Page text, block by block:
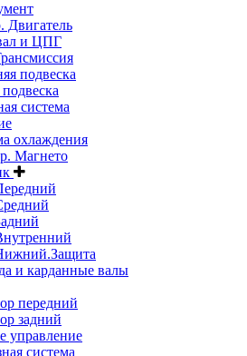
Двигатель
и ЦПГ
подвеска
система
охлаждения
Магнето
и карданные валы
передний
задний
управление
система